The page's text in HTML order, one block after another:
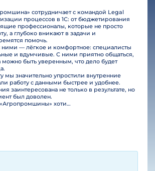
сотрудничает с командой Legal
процессов в 1С: от бюджетирования
профессионалы, которые не просто
а глубоко вникают в задачи и
помочь.
ними — лёгкое и комфортное: специалисты
и вдумчивые. С ними приятно общаться,
можно быть уверенным, что дело будет
мы значительно упростили внутренние
работу с данными быстрее и удобнее.
заинтересована не только в результате, но
был доволен.
От всей команды «Агропромшины» хотим поблагодарить специалистов Legal Bridge за отличную работу и человеческое отношение.…